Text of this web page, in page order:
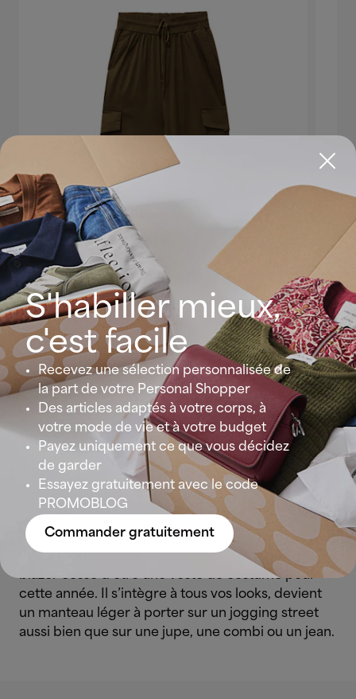
Les tendances 2023 côté manteaux
Le blazer
Il fait toujours chic… Mais plus seulement. Le
blazer cesse d’être une veste de costume pour
cette année. Il s’intègre à tous vos looks, devient
un manteau léger à porter sur un jogging street
aussi bien que sur une jupe, une combi ou un jean.
S'habiller mieux,
c'est facile
Recevez une sélection personnalisée de
la part de votre Personal Shopper
Des articles adaptés à votre corps, à
votre mode de vie et à votre budget
Payez uniquement ce que vous décidez
de garder
Essayez gratuitement avec le code
PROMOBLOG
Commander gratuitement